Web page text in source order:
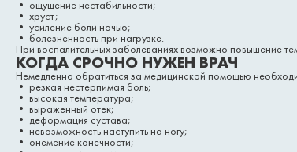
• ощущение нестабильности;
• хруст;
• усиление боли ночью;
• болезненность при нагрузке.
При воспалительных заболеваниях возможно повышение
КОГДА СРОЧНО НУЖЕН ВРАЧ
Немедленно обратиться за медицинской помощью
• резкая нестерпимая боль;
• высокая температура;
• выраженный отек;
• деформация сустава;
• невозможность наступить на ногу;
• онемение конечности;